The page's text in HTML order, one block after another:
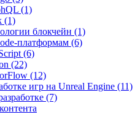
(1)
(1)
блокчейн (1)
(6)
(6)
(22)
(12)
игр на Unreal Engine (11)
(7)